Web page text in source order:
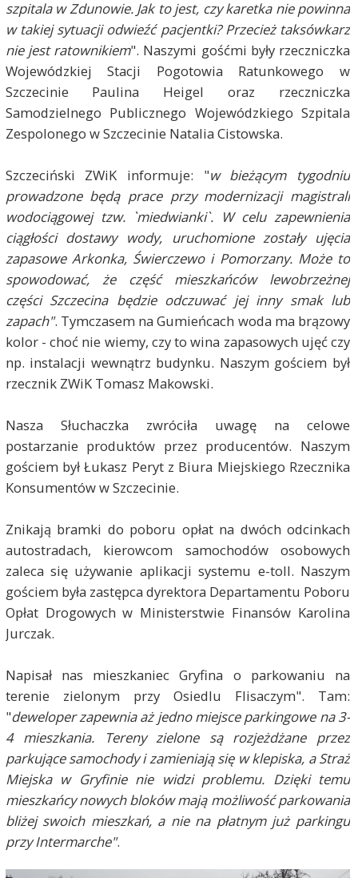
szpitala w Zdunowie. Jak to jest, czy karetka nie powinna
w takiej sytuacji odwieźć pacjentki? Przecież taksówkarz
nie jest ratownikiem". Naszymi gośćmi były rzeczniczka
Wojewódzkiej Stacji Pogotowia Ratunkowego w
Szczecinie Paulina Heigel oraz rzeczniczka
Samodzielnego Publicznego Wojewódzkiego Szpitala
Zespolonego w Szczecinie Natalia Cistowska.
Szczeciński ZWiK informuje: "w bieżącym tygodniu
prowadzone będą prace przy modernizacji magistrali
wodociągowej tzw. `miedwianki`. W celu zapewnienia
ciągłości dostawy wody, uruchomione zostały ujęcia
zapasowe Arkonka, Świerczewo i Pomorzany. Może to
spowodować, że część mieszkańców lewobrzeżnej
części Szczecina będzie odczuwać jej inny smak lub
zapach". Tymczasem na Gumieńcach woda ma brązowy
kolor - choć nie wiemy, czy to wina zapasowych ujęć czy
np. instalacji wewnątrz budynku. Naszym gościem był
rzecznik ZWiK Tomasz Makowski.
Nasza Słuchaczka zwróciła uwagę na celowe
postarzanie produktów przez producentów. Naszym
gościem był Łukasz Peryt z Biura Miejskiego Rzecznika
Konsumentów w Szczecinie.
Znikają bramki do poboru opłat na dwóch odcinkach
autostradach, kierowcom samochodów osobowych
zaleca się używanie aplikacji systemu e-toll. Naszym
gościem była zastępca dyrektora Departamentu Poboru
Opłat Drogowych w Ministerstwie Finansów Karolina
Jurczak.
Napisał nas mieszkaniec Gryfina o parkowaniu na
terenie zielonym przy Osiedlu Flisaczym". Tam:
"deweloper zapewnia aż jedno miejsce parkingowe na 3-
4 mieszkania. Tereny zielone są rozjeżdżane przez
parkujące samochody i zamieniają się w klepiska, a Straż
Miejska w Gryfinie nie widzi problemu. Dzięki temu
mieszkańcy nowych bloków mają możliwość parkowania
bliżej swoich mieszkań, a nie na płatnym już parkingu
przy Intermarche".